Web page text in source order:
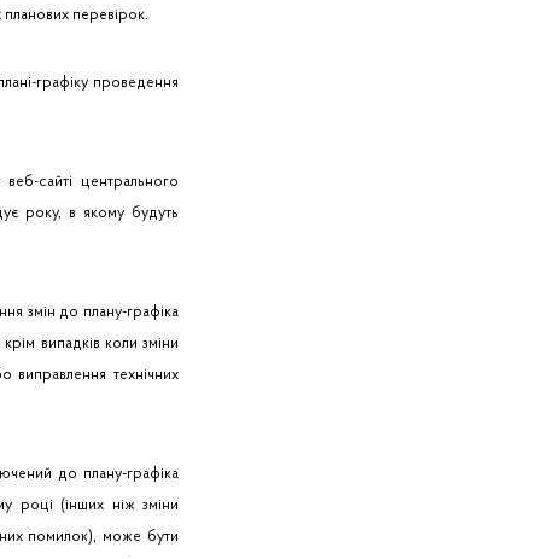
перевірок.
графіку проведення
сайті центрального
року, в якому будуть
змін до плану-графіка
випадків коли зміни
виправлення технічних
до плану-графіка
році (інших ніж зміни
помилок), може бути